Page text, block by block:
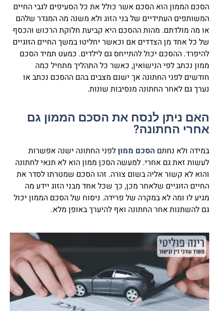
הסכם הממון הוא הסכם אשר כולל את כל הסעיפים לגבי החיים
המשותפים העתידיים של בני הזוג ולא משנה מה המגדר שלהם
או מה מולדתם. מהות ההסכם היא קביעת חלוקת הרכוש והכסף
של כל אחד מן הצדדים אם וכאשר יחליטו במשך החיים הזוגיים
להיפרד. ההסכם יכול להתייחס גם לילדים. כמעט תמיד הסכם
ממון נכתב לפי הנישואין, כאשר כל התהליך מתחיל כמה
חודשים לפני החתונה אך ישנם מצבים בהם ההסכם נכתב או
נערך גם לאחר החתונה מנסיבות שונות.
האם ניתן לנסח את הסכם הממון גם
אחרי החתונה?
במידה ולא נחתם הסכם ממוןלפני החתונה ישנה אפשרות
לעשות זאת גם אחרי. למעשה הסכן ממון הוא לא תנאי לחתונה
והוא לא קשור אליה בשום צורה. זהו הסכם שמטרתו לסדר את
החיים הזוגיים שלאחר מכן, כך שכל אחד מבני הזוג יידע מה
מגיע לו ומה לא במקרה של פרידה. ניסוח של הסכם הממון יכול
גם להשתנות אחר החתונה ואף להיערך באופן מלא.